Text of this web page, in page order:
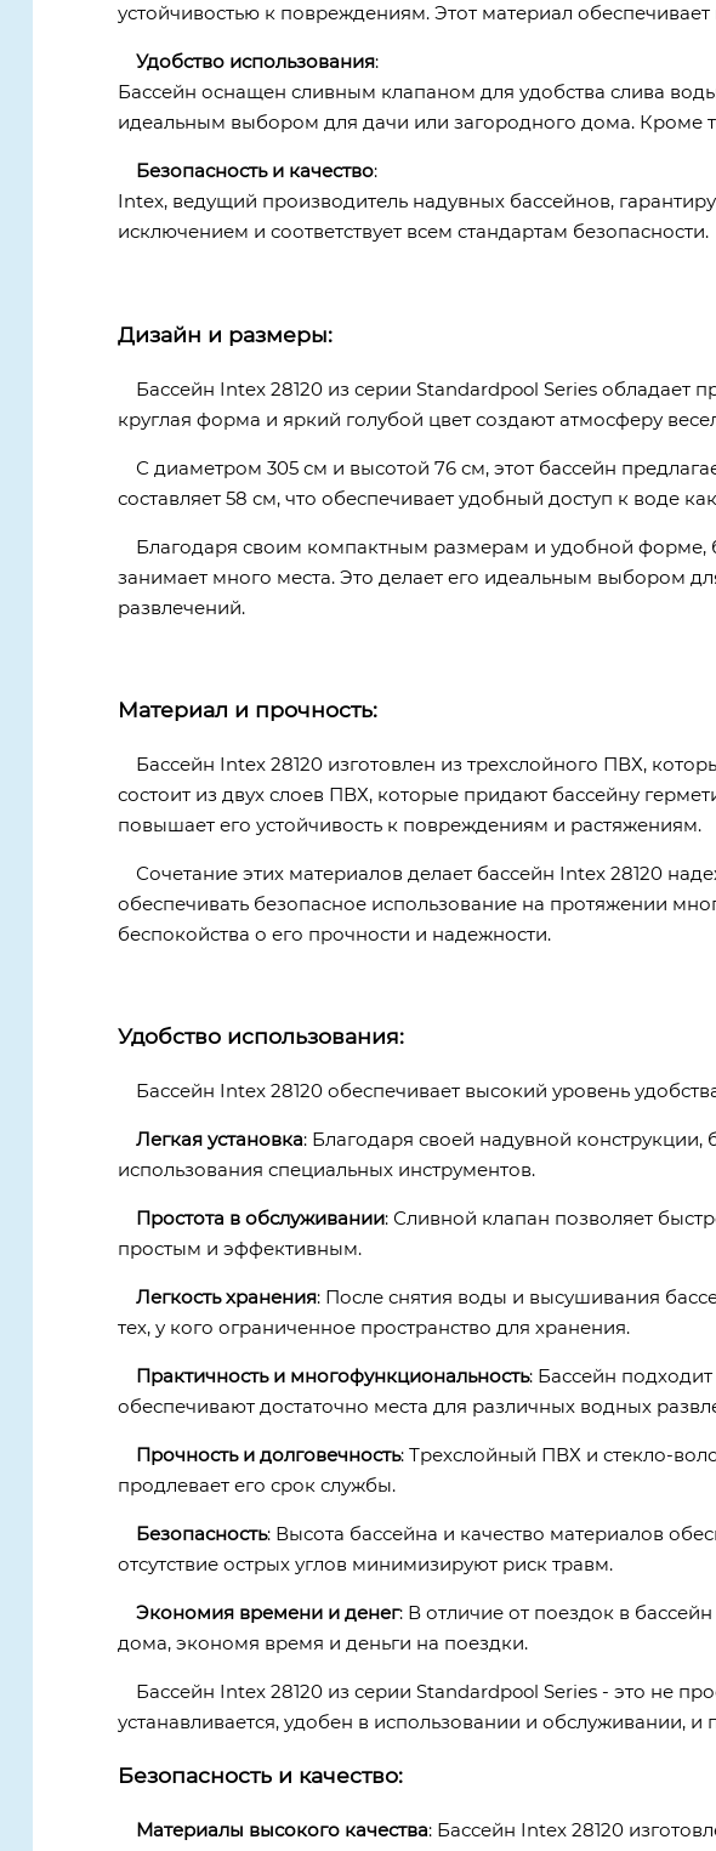
устойчивостью к повреждениям. Этот материал
Удобство использования:
Бассейн оснащен сливным клапаном для удобства слива воды
идеальным выбором для дачи или загородного дома. Кроме
Безопасность и качество:
Intex, ведущий производитель надувных бассейнов,
исключением и соответствует всем стандартам безопасности.
Дизайн и размеры:
Бассейн Intex 28120 из серии Standardpool Series обладает
круглая форма и яркий голубой цвет создают атмосферу
С диаметром 305 см и высотой 76 см, этот бассейн
составляет 58 см, что обеспечивает удобный доступ к воде
Благодаря своим компактным размерам и удобной форме,
занимает много места. Это делает его идеальным выбором
развлечений.
Материал и прочность:
Бассейн Intex 28120 изготовлен из трехслойного ПВХ,
состоит из двух слоев ПВХ, которые придают бассейну
повышает его устойчивость к повреждениям и растяжениям.
Сочетание этих материалов делает бассейн Intex 28120
обеспечивать безопасное использование на протяжении
беспокойства о его прочности и надежности.
Удобство использования:
Бассейн Intex 28120 обеспечивает высокий уровень
Легкая установка: Благодаря своей надувной конструкции,
использования специальных инструментов.
Простота в обслуживании: Сливной клапан позволяет
простым и эффективным.
Легкость хранения: После снятия воды и высушивания
тех, у кого ограниченное пространство для хранения.
Практичность и многофункциональность: Бассейн
обеспечивают достаточно места для различных водных
Прочность и долговечность: Трехслойный ПВХ и стекло-
продлевает его срок службы.
Безопасность: Высота бассейна и качество материалов
отсутствие острых углов минимизируют риск травм.
Экономия времени и денег: В отличие от поездок в
дома, экономя время и деньги на поездки.
Бассейн Intex 28120 из серии Standardpool Series - это не
устанавливается, удобен в использовании и обслуживании,
Безопасность и качество:
Материалы высокого качества: Бассейн Intex 28120